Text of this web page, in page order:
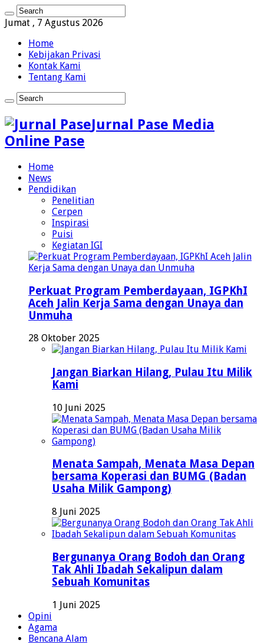
Jumat , 7 Agustus 2026
Home
Kebijakan Privasi
Kontak Kami
Tentang Kami
Jurnal Pase Media
Online Pase
Home
News
Pendidikan
Penelitian
Cerpen
Inspirasi
Puisi
Kegiatan IGI
Perkuat Program Pemberdayaan, IGPKhI
Aceh Jalin Kerja Sama dengan Unaya dan
Unmuha
28 Oktober 2025
Jangan Biarkan Hilang, Pulau Itu Milik
Kami
10 Juni 2025
Menata Sampah, Menata Masa Depan
bersama Koperasi dan BUMG (Badan
Usaha Milik Gampong)
8 Juni 2025
Bergunanya Orang Bodoh dan Orang
Tak Ahli Ibadah Sekalipun dalam
Sebuah Komunitas
1 Juni 2025
Opini
Agama
Bencana Alam